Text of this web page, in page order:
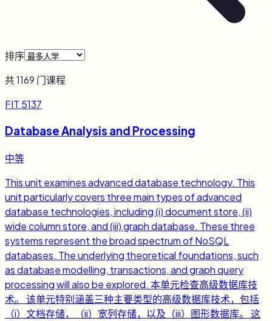
排序
共1169 门课程
FIT 5137
Database Analysis and Processing
中等
This unit examines advanced database technology. This
unit particularly covers three main types of advanced
database technologies, including (i) document store, (ii)
wide column store, and (iii) graph database. These three
systems represent the broad spectrum of NoSQL
databases. The underlying theoretical foundations, such
as database modelling, transactions, and graph query
processing will also be explored. 本单元检查高级数据库技
术。 该单元特别涵盖三种主要类型的高级数据库技术，包括
（i）文档存储，（ii）宽列存储，以及（iii）图形数据库。 这